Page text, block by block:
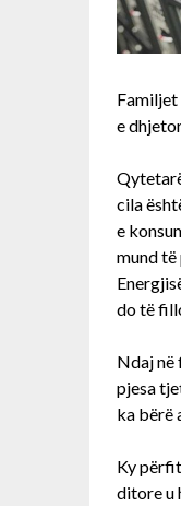
Familjet
e
cila
e
mund
do të
Ndaj në
pjesa
ka bërë
Ky
ditore u